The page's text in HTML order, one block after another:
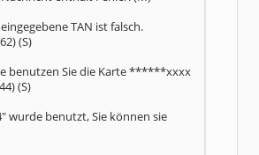
TAN ist falsch.
(S)
benutzen Sie die Karte ******xxxx
(S)
wurde benutzt, Sie können sie